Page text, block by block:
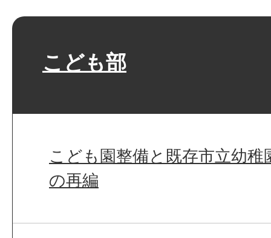
こども部
こども園整備と既存市立幼稚
の再編